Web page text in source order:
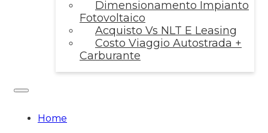
Dimensionamento Impianto
Fotovoltaico
Acquisto Vs NLT E Leasing
Costo Viaggio Autostrada +
Carburante
Home